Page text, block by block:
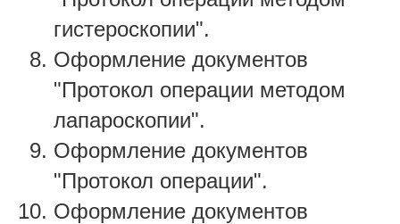
гистероскопии".
Оформление документов
"Протокол операции методом
лапароскопии".
Оформление документов
"Протокол операции".
Оформление документов